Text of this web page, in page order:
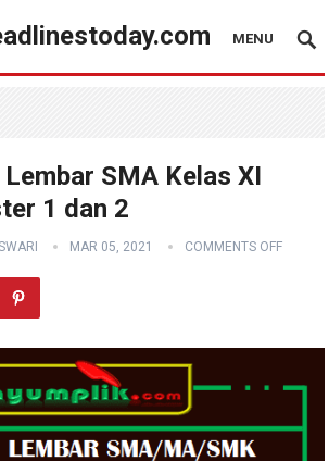
MENU
SMA Kelas XI
1 dan 2
MAR 05, 2021 COMMENTS OFF